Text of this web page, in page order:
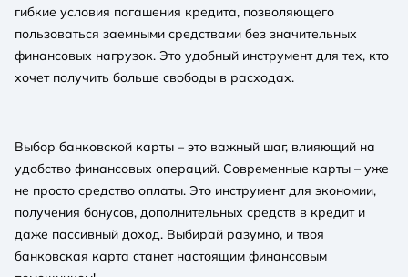
гибкие условия погашения кредита, позволяющего
пользоваться заемными средствами без значительных
финансовых нагрузок. Это удобный инструмент для тех, кто
хочет получить больше свободы в расходах.
Выбор банковской карты – это важный шаг, влияющий на
удобство финансовых операций. Современные карты – уже
не просто средство оплаты. Это инструмент для экономии,
получения бонусов, дополнительных средств в кредит и
даже пассивный доход. Выбирай разумно, и твоя
банковская карта станет настоящим финансовым